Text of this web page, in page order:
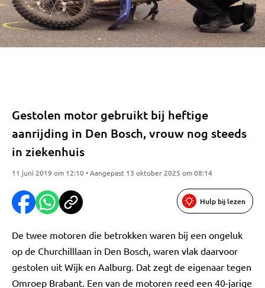
Gestolen motor gebruikt bij heftige
aanrijding in Den Bosch, vrouw nog steeds
in ziekenhuis
11 juni 2019 om 12:10 • Aangepast 13 oktober 2025 om 08:14
Hulp bij lezen
De twee motoren die betrokken waren bij een ongeluk
op de Churchilllaan in Den Bosch, waren vlak daarvoor
gestolen uit Wijk en Aalburg. Dat zegt de eigenaar tegen
Omroep Brabant. Een van de motoren reed een 40-jarige